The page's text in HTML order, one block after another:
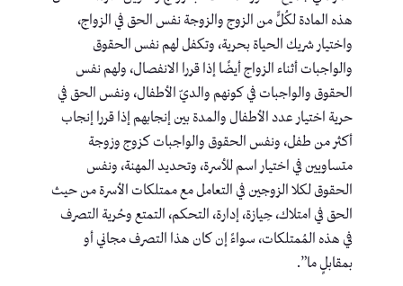
هذه المادة لكُلٍّ من الزوج والزوجة نفس الحق في الزواج،
واختيار شريك الحياة بحرية، وتكفل لهم نفس الحقوق
والواجبات أثناء الزواج أيضًا إذا قررا الانفصال، ولهم نفس
الحقوق والواجبات في كونهم والديّ الأطفال، ونفس الحق في
حرية اختيار عدد الأطفال والمدة بين إنجابهم إذا قررا إنجاب
أكثر من طفل، ونفس الحقوق والواجبات كزوج وزوجة
متساويين في اختيار اسم للأسرة، وتحديد المهنة، ونفس
الحقوق لكلا الزوجين في التعامل مع ممتلكات الأسرة من حيث
الحق في امتلاك، حِيازة، إدارة، التحكم، التمتع وحُرية التصرف
في هذه المُمتلكات، سواءً إن كان هذا التصرف مجاني أو
بمقابلٍ ما”.